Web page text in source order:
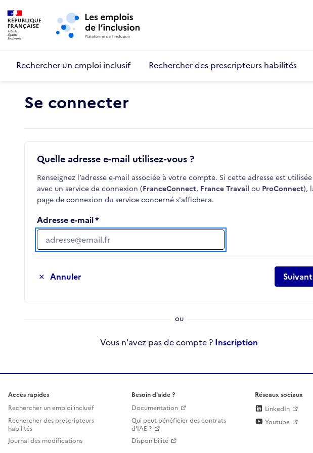
Aller au menu principal
Rechercher un emploi inclusif Rechercher des prescripteurs habilités
Se connecter
Quelle adresse e-mail utilisez-vous ?
Renseignez l’adresse e-mail associée à votre compte. Si cette adresse est utilisée
avec un service de connexion (FranceConnect, France Travail ou ProConnect),
page de connexion du service concerné s'affichera.
Adresse e-mail
Adresse e-mail
Annuler Suivant
Vous n'avez pas de compte ? Inscription
Accès rapides
Rechercher un emploi inclusif
Rechercher des prescripteurs
habilités
Journal des modifications
Besoin d'aide ?
Documentation
Qui peut bénéficier des contrats
d'IAE ?
Disponibilité
Réseaux sociaux
LinkedIn
Youtube